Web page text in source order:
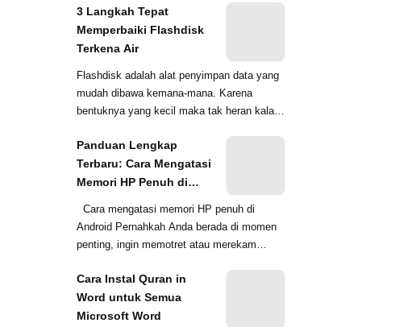
3 Langkah Tepat
Memperbaiki Flashdisk
Terkena Air
Flashdisk adalah alat penyimpan data yang
mudah dibawa kemana-mana. Karena
bentuknya yang kecil maka tak heran kalau
Panduan Lengkap
Terbaru: Cara Mengatasi
Memori HP Penuh di
Foto Kenangan!)
Cara mengatasi memori HP penuh di
Android Pernahkah Anda berada di momen
penting, ingin memotret atau merekam
Cara Instal Quran in
Word untuk Semua
Microsoft Word